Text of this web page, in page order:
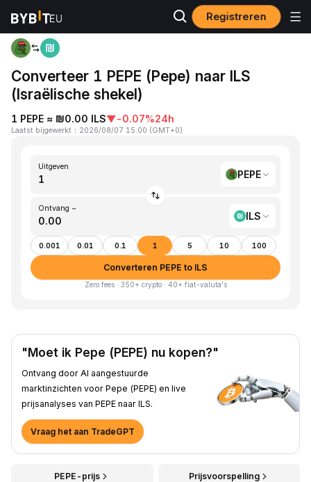
Registreren
Startpagina
Converteer 1 PEPE (Pepe) naar ILS
(Israëlische shekel)
1 PEPE ≈ ₪0.00 ILS▼-0.07%24h
Laatst bijgewerkt ： 2026/08/07 15:00 (GMT+0)
Uitgeven
PEPE
Ontvang ~
ILS
0.001 0.01 0.1 1 5 10 100
Converteren PEPE to ILS
Zero fees · 350+ crypto · 40+ fiat-valuta's
"Moet ik Pepe (PEPE) nu kopen?"
Ontvang door AI aangestuurde
marktinzichten voor Pepe (PEPE) en live
prijsanalyses van PEPE naar ILS.
Vraag het aan TradeGPT
PEPE-prijs Prijsvoorspelling